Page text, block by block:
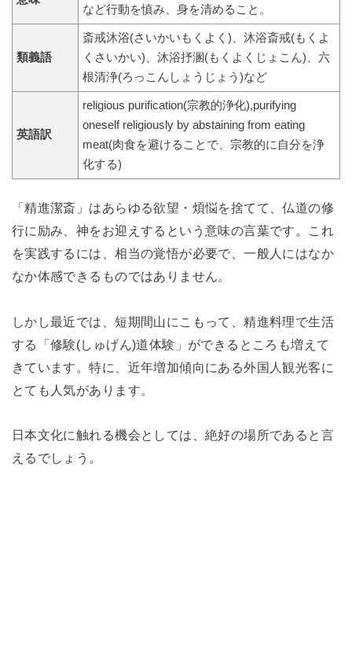
など行動を慎み、身を清めること。
類義語
斎戒沐浴(さいかいもくよく)、沐浴斎戒(もくよ
くさいかい)、沐浴抒溷(もくよくじょこん)、六
根清浄(ろっこんしょうじょう)など
英語訳
religious purification(宗教的浄化),purifying
oneself religiously by abstaining from eating
meat(肉食を避けることで、宗教的に自分を浄
化する)
「精進潔斎」はあらゆる欲望・煩悩を捨てて、仏道の修
行に励み、神をお迎えするという意味の言葉です。これ
を実践するには、相当の覚悟が必要で、一般人にはなか
なか体感できるものではありません。
しかし最近では、短期間山にこもって、精進料理で生活
する「修験(しゅげん)道体験」ができるところも増えて
きています。特に、近年増加傾向にある外国人観光客に
とても人気があります。
日本文化に触れる機会としては、絶好の場所であると言
えるでしょう。